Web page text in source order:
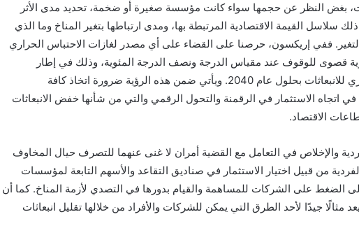
بغض النظر عن حجمها سواء كانت مؤسسة صغيرة أو ضخمة، تحديد مدى الأثر
سلاسل القيمة الاقتصادية المرتبطة بها، ومدى ارتباطها بتغير المناخ وما الذي
التغير. ففي إريكسون، حرصنا على القضاء على أي مصدر لغازات الاحتباس الحراري
قصوى للوقوف عند مقياس الدرجة ونصف الدرجة المئوية، وذلك في إطار
استراتيجيتنا لتحقيق الهدف الصفري للانبعاثات بحلول عام 2040. ويأتي ضمن هذه الرؤية ضرورة اتخاذ كافة
الاستثمار في الرقمنة والتحول الرقمي والتي من شأنها خفض الانبعاثات
الاقتصاد.
والإخلاص في التعامل مع القضية أمران لا غنى عنهما للتصرف حيال المخاوف
من قبيل اختيار الاستثمار في صناديق التقاعد والأسهم التابعة لمؤسسات
الضغط على الشركات للمساهمة والقيام بدورها في التصدي لأزمة المناخ. كما أن
جيدًا لأحد الطرق التي يمكن للشركات والأفراد من خلالها تقليل انبعاثات